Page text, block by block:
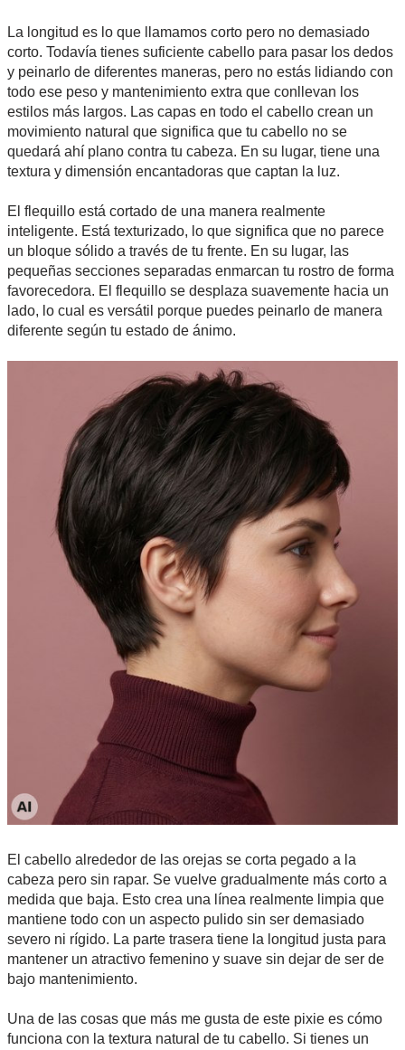
La longitud es lo que llamamos corto pero no demasiado
corto. Todavía tienes suficiente cabello para pasar los dedos
y peinarlo de diferentes maneras, pero no estás lidiando con
todo ese peso y mantenimiento extra que conllevan los
estilos más largos. Las capas en todo el cabello crean un
movimiento natural que significa que tu cabello no se
quedará ahí plano contra tu cabeza. En su lugar, tiene una
textura y dimensión encantadoras que captan la luz.
El flequillo está cortado de una manera realmente
inteligente. Está texturizado, lo que significa que no parece
un bloque sólido a través de tu frente. En su lugar, las
pequeñas secciones separadas enmarcan tu rostro de forma
favorecedora. El flequillo se desplaza suavemente hacia un
lado, lo cual es versátil porque puedes peinarlo de manera
diferente según tu estado de ánimo.
El cabello alrededor de las orejas se corta pegado a la
cabeza pero sin rapar. Se vuelve gradualmente más corto a
medida que baja. Esto crea una línea realmente limpia que
mantiene todo con un aspecto pulido sin ser demasiado
severo ni rígido. La parte trasera tiene la longitud justa para
mantener un atractivo femenino y suave sin dejar de ser de
bajo mantenimiento.
Una de las cosas que más me gusta de este pixie es cómo
funciona con la textura natural de tu cabello. Si tienes un